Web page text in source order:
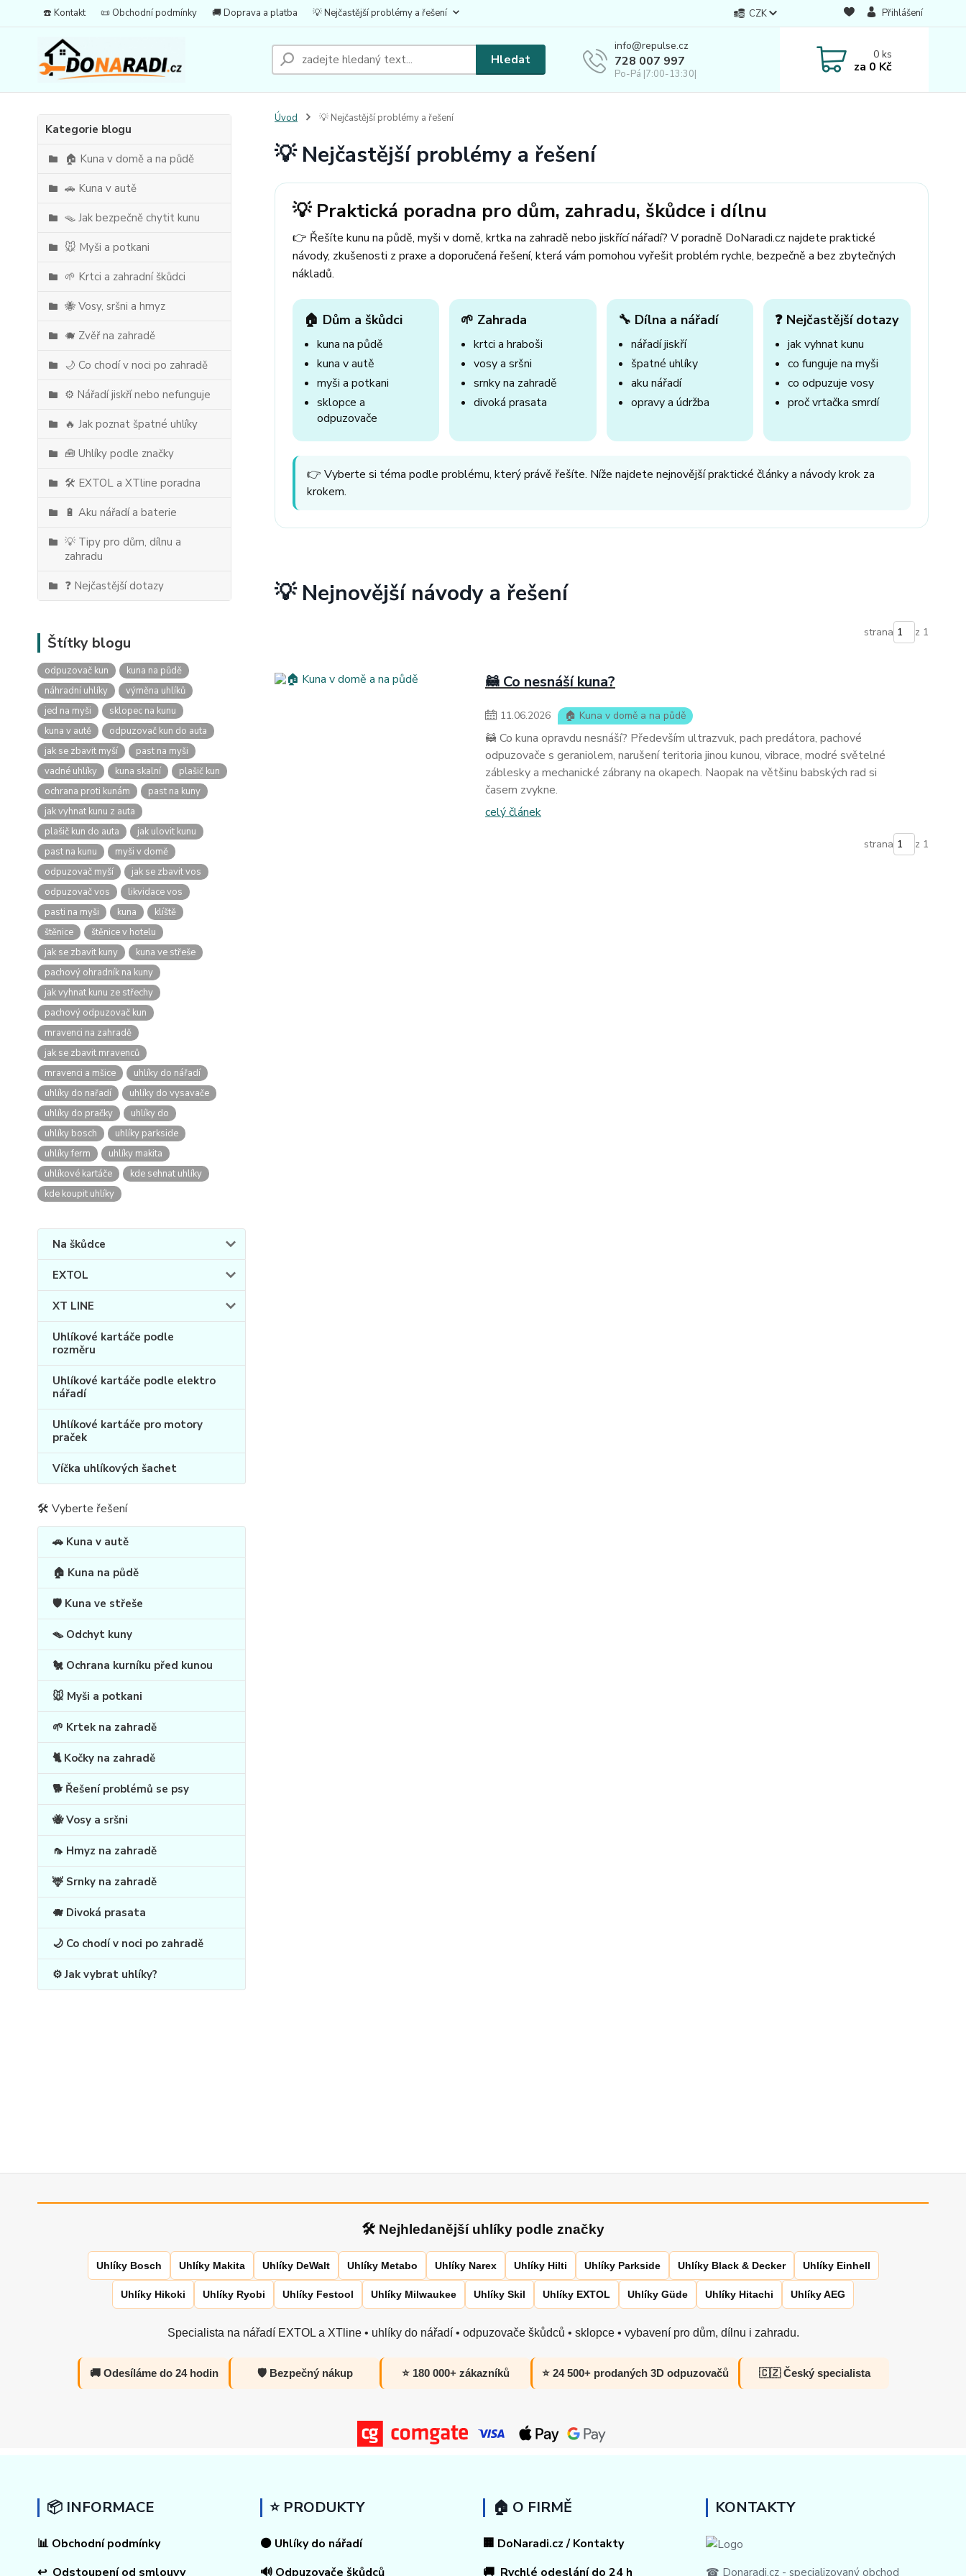
☎️ Kontakt 📜 Obchodní podmínky 🚚 Doprava a platba 💡 Nejčastější problémy a řešení CZK Přihlášení
Hledat
info@repulse.cz
728 007 997
Po-Pá |7:00-13:30|
0ks
za 0 Kč
Kategorie blogu
🏠 Kuna v domě a na půdě
🚗 Kuna v autě
🪤 Jak bezpečně chytit kunu
🐭 Myši a potkani
🌱 Krtci a zahradní škůdci
🐝 Vosy, sršni a hmyz
🐗 Zvěř na zahradě
🌙 Co chodí v noci po zahradě
⚙️ Nářadí jiskří nebo nefunguje
🔥 Jak poznat špatné uhlíky
🧰 Uhlíky podle značky
🛠️ EXTOL a XTline poradna
🔋 Aku nářadí a baterie
💡 Tipy pro dům, dílnu a
zahradu
❓ Nejčastější dotazy
Štítky blogu
odpuzovač kun
kuna na půdě
náhradní uhlíky
výměna uhlíků
jed na myši
sklopec na kunu
kuna v autě
odpuzovač kun do auta
jak se zbavit myší
past na myši
vadné uhlíky
kuna skalní
plašič kun
ochrana proti kunám
past na kuny
jak vyhnat kunu z auta
plašič kun do auta
jak ulovit kunu
past na kunu
myši v domě
odpuzovač myší
jak se zbavit vos
odpuzovač vos
likvidace vos
pasti na myši
kuna
klíště
štěnice
štěnice v hotelu
jak se zbavit kuny
kuna ve střeše
pachový ohradník na kuny
jak vyhnat kunu ze střechy
pachový odpuzovač kun
mravenci na zahradě
jak se zbavit mravenců
mravenci a mšice
uhlíky do nářadí
uhlíky do nařadí
uhlíky do vysavače
uhlíky do pračky
uhlíky do
uhlíky bosch
uhlíky parkside
uhlíky ferm
uhlíky makita
uhlíkové kartáče
kde sehnat uhlíky
kde koupit uhlíky
Na škůdce
EXTOL
XT LINE
Uhlíkové kartáče podle
rozměru
Uhlíkové kartáče podle elektro
nářadí
Uhlíkové kartáče pro motory
praček
Víčka uhlíkových šachet
🛠 Vyberte řešení
🚗 Kuna v autě
🏠 Kuna na půdě
🛡️ Kuna ve střeše
🪤 Odchyt kuny
🐔 Ochrana kurníku před kunou
🐭 Myši a potkani
🌱 Krtek na zahradě
🐈 Kočky na zahradě
🐕 Řešení problémů se psy
🐝 Vosy a sršni
🦟 Hmyz na zahradě
🦌 Srnky na zahradě
🐗 Divoká prasata
🌙 Co chodí v noci po zahradě
⚙️ Jak vybrat uhlíky?
Úvod 💡 Nejčastější problémy a řešení
💡 Nejčastější problémy a řešení
💡 Praktická poradna pro dům, zahradu, škůdce i dílnu
👉 Řešíte kunu na půdě, myši v domě, krtka na zahradě nebo jiskřící nářadí? V poradně DoNaradi.cz najdete praktické
návody, zkušenosti z praxe a doporučená řešení, která vám pomohou vyřešit problém rychle, bezpečně a bez zbytečných
nákladů.
🏠 Dům a škůdci
kuna na půdě
kuna v autě
myši a potkani
sklopce a
odpuzovače
🌱 Zahrada
krtci a hraboši
vosy a sršni
srnky na zahradě
divoká prasata
🔧 Dílna a nářadí
nářadí jiskří
špatné uhlíky
aku nářadí
opravy a údržba
❓ Nejčastější dotazy
jak vyhnat kunu
co funguje na myši
co odpuzuje vosy
proč vrtačka smrdí
👉 Vyberte si téma podle problému, který právě řešíte. Níže najdete nejnovější praktické články a návody krok za
krokem.
💡 Nejnovější návody a řešení
strana z 1
🦝 Co nesnáší kuna?
11.06.2026 🏠 Kuna v domě a na půdě
🦝 Co kuna opravdu nesnáší? Především ultrazvuk, pach predátora, pachové
odpuzovače s geraniolem, narušení teritoria jinou kunou, vibrace, modré světelné
záblesky a mechanické zábrany na okapech. Naopak na většinu babských rad si
časem zvykne.
celý článek
strana z 1
🛠 Nejhledanější uhlíky podle značky
Uhlíky Bosch Uhlíky Makita Uhlíky DeWalt Uhlíky Metabo Uhlíky Narex Uhlíky Hilti Uhlíky Parkside Uhlíky Black & Decker Uhlíky Einhell
Uhlíky Hikoki Uhlíky Ryobi Uhlíky Festool Uhlíky Milwaukee Uhlíky Skil Uhlíky EXTOL Uhlíky Güde Uhlíky Hitachi Uhlíky AEG
Specialista na nářadí EXTOL a XTline • uhlíky do nářadí • odpuzovače škůdců • sklopce • vybavení pro dům, dílnu i zahradu.
🚚 Odesíláme do 24 hodin 🛡️ Bezpečný nákup ⭐ 180 000+ zákazníků ⭐ 24 500+ prodaných 3D odpuzovačů 🇨🇿 Český specialista
📦 INFORMACE
📊 Obchodní podmínky
↩ Odstoupení od smlouvy
⭐ PRODUKTY
⚫ Uhlíky do nářadí
🔊 Odpuzovače škůdců
🏠 O FIRMĚ
🏢 DoNaradi.cz / Kontakty
🚚 Rychlé odeslání do 24 h
KONTAKTY
☎ Donaradi.cz - specializovaný obchod